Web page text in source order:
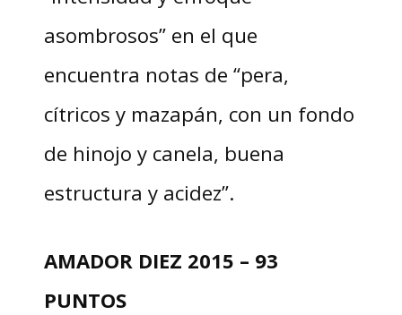
asombrosos” en el que
encuentra notas de “pera,
cítricos y mazapán, con un fondo
de hinojo y canela, buena
estructura y acidez”.
AMADOR DIEZ 2015 – 93
PUNTOS